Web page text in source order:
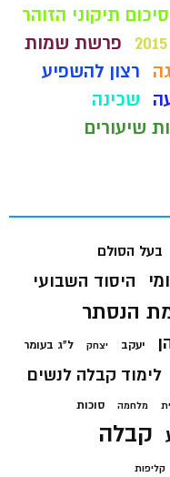
סיכום תיקוני הזוהר
פרשת שמות
רצון להשפיע
שכינה
שיעורים
בעל הסולם
היסוד השבועי
הנסתר
יעקב יצחק ל"ג בעומר
לימוד קבלה לנשים
מלחמה סוכות
קבלה
קליפות